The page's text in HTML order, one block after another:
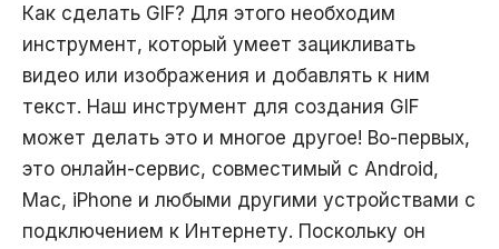
Как сделать GIF? Для этого необходим
инструмент, который умеет зацикливать
видео или изображения и добавлять к ним
текст. Наш инструмент для создания GIF
может делать это и многое другое! Во-первых,
это онлайн-сервис, совместимый с Android,
Mac, iPhone и любыми другими устройствами с
подключением к Интернету. Поскольку он